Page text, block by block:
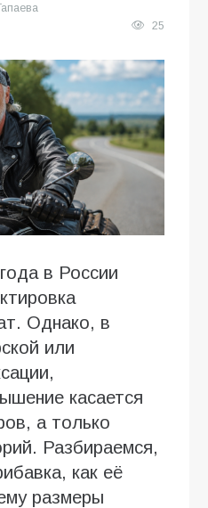
25
в России
Однако, в
или
касается
а только
Разбираемся,
как её
размеры